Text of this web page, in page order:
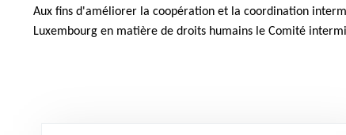
Aux fins d'améliorer la coopération et la coordination
Luxembourg en matière de droits humains le Comité